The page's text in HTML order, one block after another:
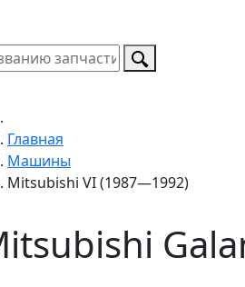
Главная
Машины
Mitsubishi VI (1987—1992)